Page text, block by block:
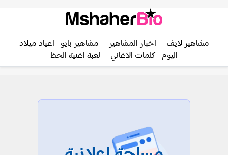
مشاهير لايف اخبار المشاهير مشاهير بايو
اعياد ميلاد
اليوم
كلمات الاغاني لعبة اغنية الحظ